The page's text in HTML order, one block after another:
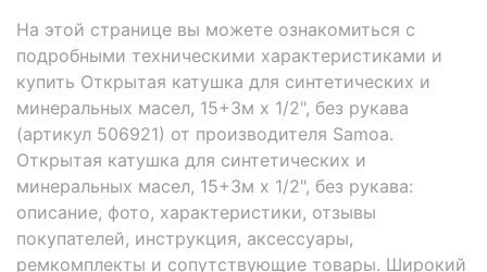
На этой странице вы можете ознакомиться с
подробными техническими характеристиками и
купить Открытая катушка для синтетических и
минеральных масел, 15+3м х 1/2", без рукава
(артикул 506921) от производителя Samoa.
Открытая катушка для синтетических и
минеральных масел, 15+3м х 1/2", без рукава:
описание, фото, характеристики, отзывы
покупателей, инструкция, аксессуары,
ремкомплекты и сопутствующие товары. Широкий